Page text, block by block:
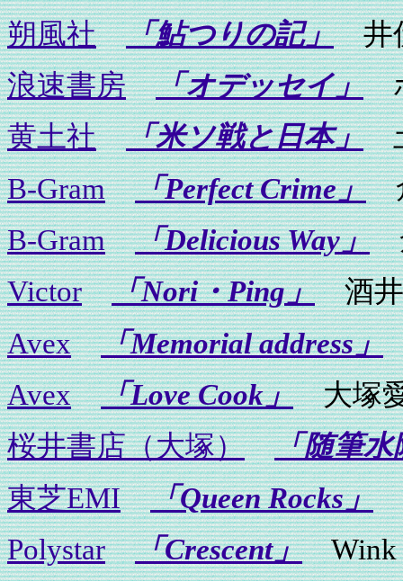
朔風社
「鮎つりの記」井
浪速書房
「オデッセイ」ホ
黄土社
「米ソ戦と日本」
B-Gram
「Perfect Crime」
B-Gram
「Delicious Way」
Victor
「Nori・Ping」酒井
Avex
「Memorial address」
Avex
「Love Cook」大塚
桜井書店（大塚）
「随筆水
東芝EMI
「Queen Rocks」
Polystar
「Crescent」Wink